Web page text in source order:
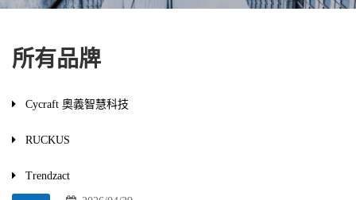
所有品牌
Cycraft 奧義智慧科技
RUCKUS
Trendzact